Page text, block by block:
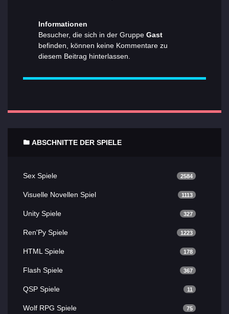
Informationen
Besucher, die sich in der Gruppe Gast
befinden, können keine Kommentare zu
diesem Beitrag hinterlassen.
ABSCHNITTE DER SPIELE
Sex Spiele 2584
Visuelle Novellen Spiel 1113
Unity Spiele 327
Ren'Py Spiele 1223
HTML Spiele 178
Flash Spiele 367
QSP Spiele 11
Wolf RPG Spiele 75